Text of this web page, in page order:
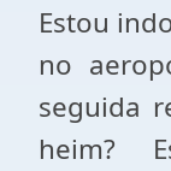
Estou
no
seguida
heim?